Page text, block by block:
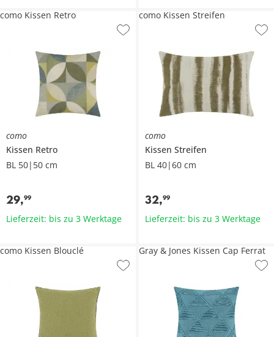
como
Kissen Retro
BL 50|50 cm
29,99
como Kissen Retro
Lieferzeit: bis zu 3 Werktage
como
Kissen Streifen
BL 40|60 cm
32,99
como Kissen Streifen
Lieferzeit: bis zu 3 Werktage
como Kissen Blouclé Gray & Jones Kissen Cap Ferrat